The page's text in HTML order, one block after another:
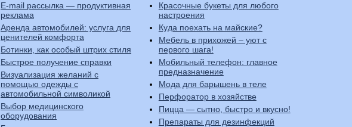
E-mail рассылка — продуктивная
реклама
Аренда автомобилей: услуга для
ценителей комфорта
Ботинки, как особый штрих стиля
Быстрое получение справки
Визуализация желаний с
помощью одежды с
автомобильной символикой
Выбор медицинского
оборудования
Красочные букеты для любого
настроения
Куда поехать на майские?
Мебель в прихожей – уют с
первого шага!
Мобильный телефон: главное
предназначение
Мода для барышень в теле
Перфоратор в хозяйстве
Пицца — сытно, быстро и вкусно!
Препараты для дезинфекций